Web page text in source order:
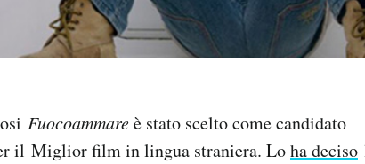
Fuocoammareè stato scelto come candidato
il Miglior film in lingua straniera. Loha deciso